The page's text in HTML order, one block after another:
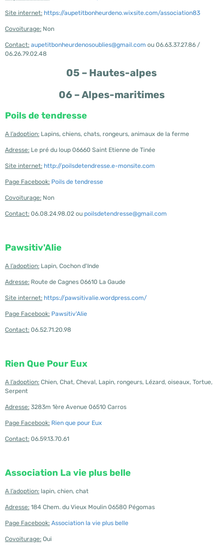
Site internet: https://aupetitbonheurdeno.wixsite.com/association83
Covoiturage: Non
Contact: aupetitbonheurdenosoublies@gmail.com ou 06.63.37.27.86 /
06.26.79.02.48
05 – Hautes-alpes
06 – Alpes-maritimes
Poils de tendresse
A l’adoption: Lapins, chiens, chats, rongeurs, animaux de la ferme
Adresse: Le pré du loup 06660 Saint Etienne de Tinée
Site internet: http://poilsdetendresse.e-monsite.com
Page Facebook: Poils de tendresse
Covoiturage: Non
Contact: 06.08.24.98.02 ou poilsdetendresse@gmail.com
Pawsitiv'Alie
A l’adoption: Lapin, Cochon d'Inde
Adresse: Route de Cagnes 06610 La Gaude
Site internet: https://pawsitivalie.wordpress.com/
Page Facebook: Pawsitiv'Alie
Contact: 06.52.71.20.98
Rien Que Pour Eux
A l’adoption: Chien, Chat, Cheval, Lapin, rongeurs, Lézard, oiseaux, Tortue,
Serpent
Adresse: 3283m 1ère Avenue 06510 Carros
Page Facebook: Rien que pour Eux
Contact: 06.59.13.70.61
Association La vie plus belle
A l’adoption: lapin, chien, chat
Adresse: 184 Chem. du Vieux Moulin 06580 Pégomas
Page Facebook: Association la vie plus belle
Covoiturage: Oui